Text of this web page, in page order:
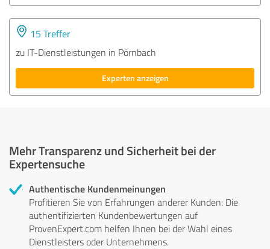
15 Treffer
zu IT-Dienstleistungen in Pörnbach
Experten anzeigen
Mehr Transparenz und Sicherheit bei der
Expertensuche
Authentische Kundenmeinungen
Profitieren Sie von Erfahrungen anderer Kunden: Die
authentifizierten Kundenbewertungen auf
ProvenExpert.com helfen Ihnen bei der Wahl eines
Dienstleisters oder Unternehmens.